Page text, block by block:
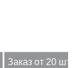
Заказ от 20 шт.